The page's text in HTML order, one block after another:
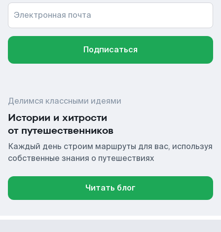
Электронная почта
Подписаться
Делимся классными идеями
Истории и хитрости
от путешественников
Каждый день строим маршруты для вас, используя
собственные знания о путешествиях
Читать блог